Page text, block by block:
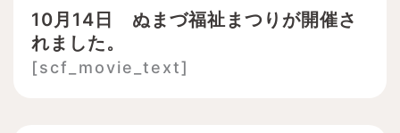
10月14日 ぬまづ福祉まつりが開催さ
れました。
[scf_movie_text]